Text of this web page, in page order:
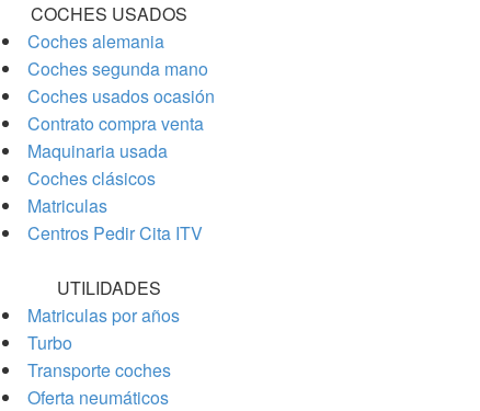
COCHES USADOS
Coches alemania
Coches segunda mano
Coches usados ocasión
Contrato compra venta
Maquinaria usada
Coches clásicos
Matriculas
Centros Pedir Cita ITV
UTILIDADES
Matriculas por años
Turbo
Transporte coches
Oferta neumáticos